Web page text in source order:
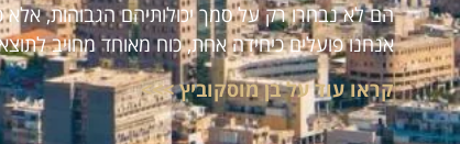
הם לא נבחרו רק על סמך יכולותיהם הגבוהות,
אנחנו פועלים כיחידה אחת, כוח מאוחד מחויב
קראו עוד על בן מוסקוביץ >>>